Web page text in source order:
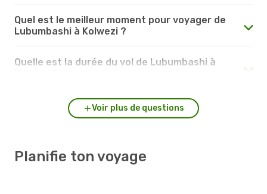
Quel est le meilleur moment pour voyager de
Lubumbashi à Kolwezi ?
Quelle est la durée du vol de Lubumbashi à
Voir plus de questions
Planifie ton voyage